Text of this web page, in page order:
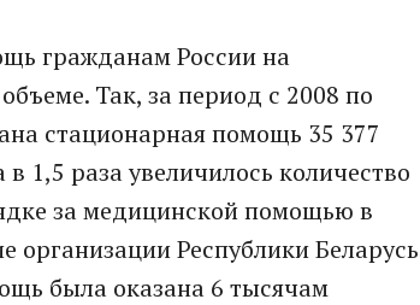
гражданам России на
Так, за период с 2008 по
стационарная помощь 35 377
1,5 раза увеличилось количество
за медицинской помощью в
Республики
была оказана 6 тысячам